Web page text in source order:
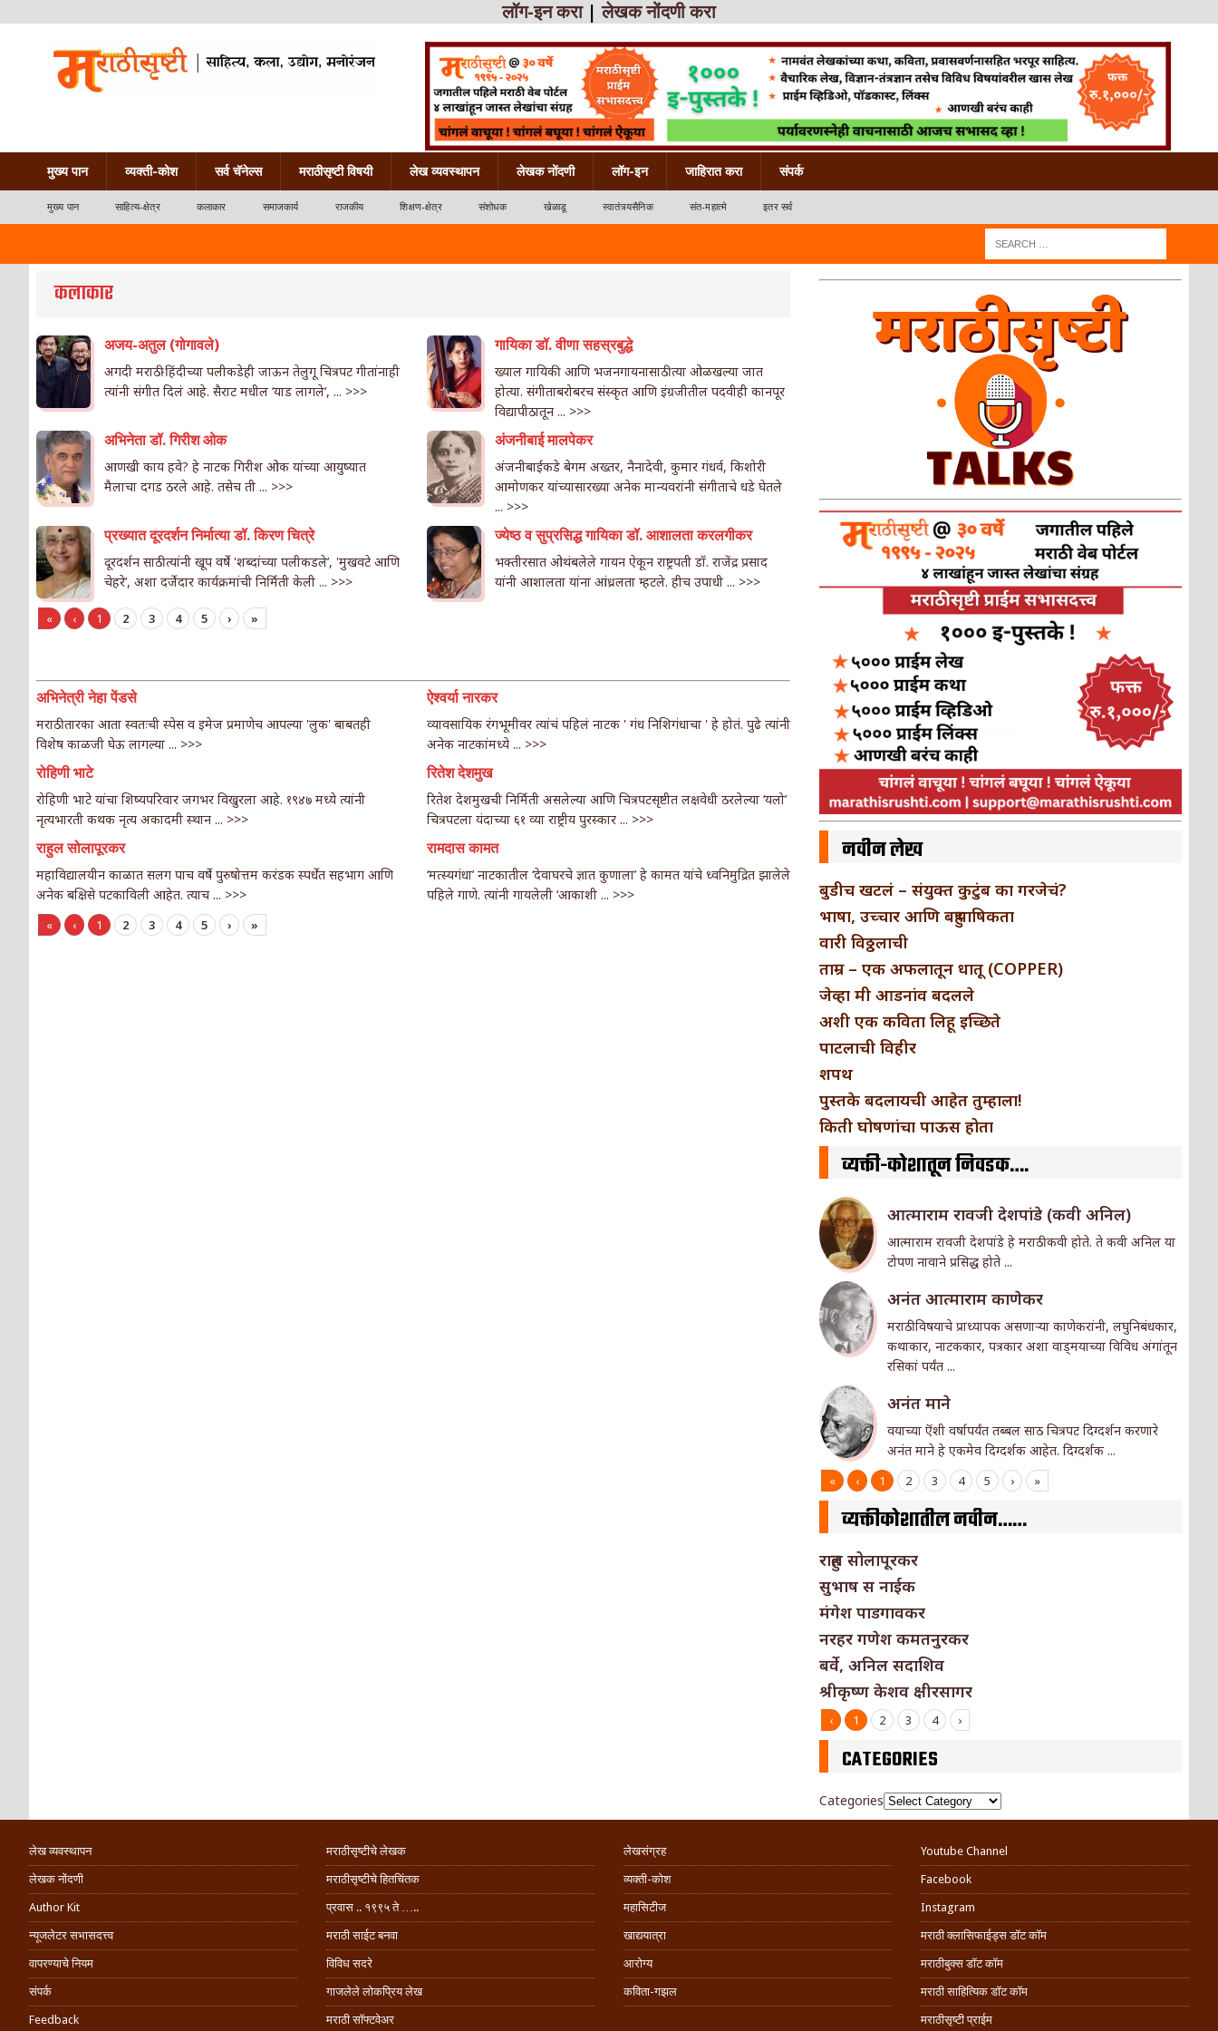
लॉग-इन करा|लेखक नोंदणी करा
मुख्य पान व्यक्ती-कोश सर्व चॅनेल्स मराठीसृष्टी विषयी लेख व्यवस्थापन लेखक नोंदणी लॉग-इन जाहिरात करा संपर्क
मुख्य पान साहित्य-क्षेत्र कलाकार समाजकार्य राजकीय शिक्षण-क्षेत्र संशोधक खेळाडू स्वातंत्र्यसैनिक संत-महात्मे इतर सर्व
कलाकार
अजय-अतुल (गोगावले)
अगदी मराठी-हिंदीच्या पलीकडेही जाऊन तेलुगू चित्रपट गीतांनाही
त्यांनी संगीत दिलं आहे. सैराट मधील ‘याड लागले‘, ... >>>
गायिका डॉ. वीणा सहस्रबुद्धे
ख्याल गायिकी आणि भजनगायनासाठी त्या ओळखल्या जात
होत्या. संगीताबरोबरच संस्कृत आणि इंग्रजीतील पदवीही कानपूर
विद्यापीठातून ... >>>
अभिनेता डॉ. गिरीश ओक
आणखी काय हवे? हे नाटक गिरीश ओक यांच्या आयुष्यात
मैलाचा दगड ठरले आहे. तसेच ती ... >>>
अंजनीबाई मालपेकर
अंजनीबाईकडे बेगम अख्तर, नैनादेवी, कुमार गंधर्व, किशोरी
आमोणकर यांच्यासारख्या अनेक मान्यवरांनी संगीताचे धडे घेतले
... >>>
प्रख्यात दूरदर्शन निर्मात्या डॉ. किरण चित्रे
दूरदर्शन साठी त्यांनी खूप वर्षे 'शब्दांच्या पलीकडले’, 'मुखवटे आणि
चेहरे’, अशा दर्जेदार कार्यक्रमांची निर्मिती केली ... >>>
ज्येष्ठ व सुप्रसिद्ध गायिका डॉ. आशालता करलगीकर
भक्तीरसात ओथंबलेले गायन ऐकून राष्ट्रपती डॉ. राजेंद्र प्रसाद
यांनी आशालता यांना आंध्रलता म्हटले. हीच उपाधी ... >>>
« ‹ 1 2 3 4 5 › »
अभिनेत्री नेहा पेंडसे
मराठी तारका आता स्वतःची स्पेस व इमेज प्रमाणेच आपल्या 'लुक' बाबतही
विशेष काळजी घेऊ लागल्या ... >>>
ऐश्वर्या नारकर
व्यावसायिक रंगभूमीवर त्यांचं पहिलं नाटक ' गंध निशिगंधाचा ' हे होतं. पुढे त्यांनी
अनेक नाटकांमध्ये ... >>>
रोहिणी भाटे
रोहिणी भाटे यांचा शिष्यपरिवार जगभर विखुरला आहे. १९४७ मध्ये त्यांनी
नृत्यभारती कथक नृत्य अकादमी स्थान ... >>>
रितेश देशमुख
रितेश देशमुखची निर्मिती असलेल्या आणि चित्रपटसृष्टीत लक्षवेधी ठरलेल्या ‘यलो’
चित्रपटला यंदाच्या ६१ व्या राष्ट्रीय पुरस्कार ... >>>
राहुल सोलापूरकर
महाविद्यालयीन काळात सलग पाच वर्षे पुरुषोत्तम करंडक स्पर्धेत सहभाग आणि
अनेक बक्षिसे पटकाविली आहेत. त्याच ... >>>
रामदास कामत
‘मत्स्यगंधा’ नाटकातील ‘देवाघरचे ज्ञात कुणाला’ हे कामत यांचे ध्वनिमुद्रित झालेले
पहिले गाणे. त्यांनी गायलेली ‘आकाशी ... >>>
« ‹ 1 2 3 4 5 › »
नवीन लेख
बुडीच खटलं – संयुक्त कुटुंब का गरजेचं?
भाषा, उच्चार आणि बहुभाषिकता
वारी विठ्ठलाची
ताम्र – एक अफलातून धातू (COPPER)
जेव्हा मी आडनांव बदलले
अशी एक कविता लिहू इच्छिते
पाटलाची विहीर
शपथ
पुस्तके बदलायची आहेत तुम्हाला!
किती घोषणांचा पाऊस होता
व्यक्ती-कोशातून निवडक….
आत्माराम रावजी देशपांडे (कवी अनिल)
आत्माराम रावजी देशपांडे हे मराठी कवी होते. ते कवी अनिल या
टोपण नावाने प्रसिद्ध होते ...
अनंत आत्माराम काणेकर
मराठी विषयाचे प्राध्यापक असणार्‍या काणेकरांनी, लघुनिबंधकार,
कथाकार, नाटककार, पत्रकार अशा वाड्मयाच्या विविध अंगांतून
रसिकां पर्यंत ...
अनंत माने
वयाच्या ऎंशी वर्षापर्यंत तब्बल साठ चित्रपट दिग्दर्शन करणारे
अनंत माने हे एकमेव दिग्दर्शक आहेत. दिग्दर्शक ...
« ‹ 1 2 3 4 5 › »
व्यक्तीकोशातील नवीन……
राहुल सोलापूरकर
सुभाष स नाईक
मंगेश पाडगावकर
नरहर गणेश कमतनुरकर
बर्वे, अनिल सदाशिव
श्रीकृष्ण केशव क्षीरसागर
‹ 1 2 3 4 ›
CATEGORIES
Categories
लेख व्यवस्थापन
लेखक नोंदणी
Author Kit
न्यूजलेटर सभासदत्त्व
वापरण्याचे नियम
संपर्क
Feedback
मराठीसृष्टीचे लेखक
मराठीसृष्टीचे हितचिंतक
प्रवास .. १९९५ ते …..
मराठी साईट बनवा
विविध सदरे
गाजलेले लोकप्रिय लेख
मराठी सॉफ्टवेअर
लेखसंग्रह
व्यक्ती-कोश
महासिटीज
खाद्ययात्रा
आरोग्य
कविता-गझल
Youtube Channel
Facebook
Instagram
मराठी क्लासिफाईड्स डॉट कॉम
मराठीबुक्स डॉट कॉम
मराठी साहित्यिक डॉट कॉम
मराठीसृष्टी प्राईम